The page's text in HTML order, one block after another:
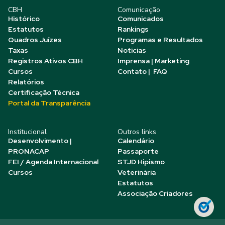
CBH
Histórico
Estatutos
Quadros Juízes
Taxas
Registros Ativos CBH
Cursos
Relatórios
Certificação Técnica
Portal da Transparência
Comunicação
Comunicados
Rankings
Programas e Resultados
Notícias
Imprensa | Marketing
Contato | FAQ
Institucional
Desenvolvimento |
PRONACAP
FEI / Agenda Internacional
Cursos
Outros links
Calendário
Passaporte
STJD Hipismo
Veterinária
Estatutos
Associação Criadores